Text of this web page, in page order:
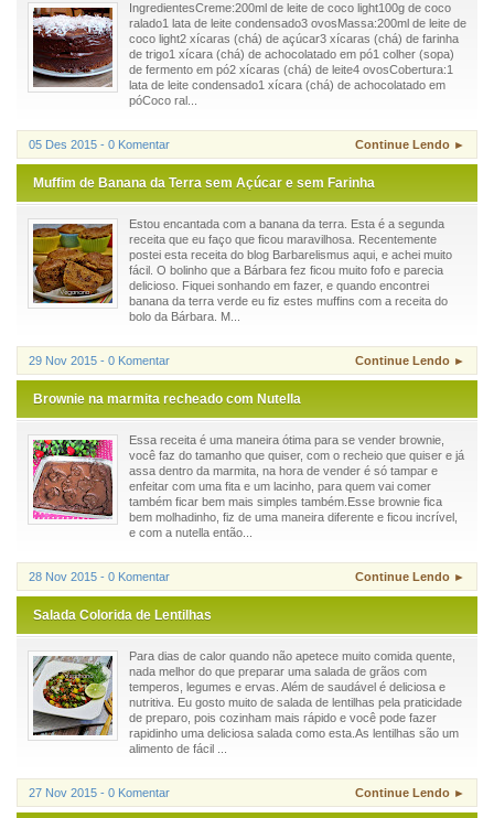
IngredientesCreme:200ml de leite de coco light100g de coco
ralado1 lata de leite condensado3 ovosMassa:200ml de leite de
coco light2 xícaras (chá) de açúcar3 xícaras (chá) de farinha
de trigo1 xícara (chá) de achocolatado em pó1 colher (sopa)
de fermento em pó2 xícaras (chá) de leite4 ovosCobertura:1
lata de leite condensado1 xícara (chá) de achocolatado em
póCoco ral...
05 Des 2015 - 0 Komentar Continue Lendo ►
Muffim de Banana da Terra sem Açúcar e sem Farinha
Estou encantada com a banana da terra. Esta é a segunda
receita que eu faço que ficou maravilhosa. Recentemente
postei esta receita do blog Barbarelismus aqui, e achei muito
fácil. O bolinho que a Bárbara fez ficou muito fofo e parecia
delicioso. Fiquei sonhando em fazer, e quando encontrei
banana da terra verde eu fiz estes muffins com a receita do
bolo da Bárbara. M...
29 Nov 2015 - 0 Komentar Continue Lendo ►
Brownie na marmita recheado com Nutella
Essa receita é uma maneira ótima para se vender brownie,
você faz do tamanho que quiser, com o recheio que quiser e já
assa dentro da marmita, na hora de vender é só tampar e
enfeitar com uma fita e um lacinho, para quem vai comer
também ficar bem mais simples também.Esse brownie fica
bem molhadinho, fiz de uma maneira diferente e ficou incrível,
e com a nutella então...
28 Nov 2015 - 0 Komentar Continue Lendo ►
Salada Colorida de Lentilhas
Para dias de calor quando não apetece muito comida quente,
nada melhor do que preparar uma salada de grãos com
temperos, legumes e ervas. Além de saudável é deliciosa e
nutritiva. Eu gosto muito de salada de lentilhas pela praticidade
de preparo, pois cozinham mais rápido e você pode fazer
rapidinho uma deliciosa salada como esta.As lentilhas são um
alimento de fácil ...
27 Nov 2015 - 0 Komentar Continue Lendo ►